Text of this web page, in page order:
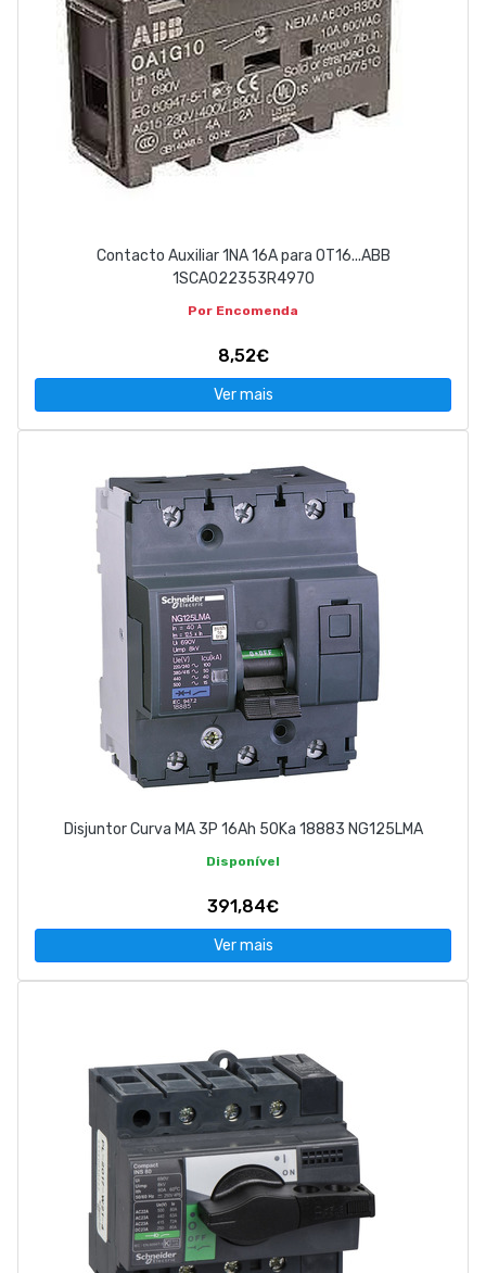
Contacto Auxiliar 1NA 16A para OT16...ABB
1SCA022353R4970
Por Encomenda
8,52€
Ver mais
Disjuntor Curva MA 3P 16Ah 50Ka 18883 NG125LMA
Disponível
391,84€
Ver mais